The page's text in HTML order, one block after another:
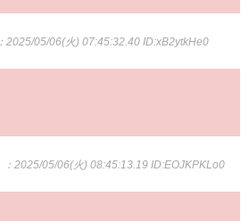
：2025/05/06(火) 07:45:32.40 ID:xB2ytkHe0
：2025/05/06(火) 08:45:13.19 ID:EOJKPKLo0